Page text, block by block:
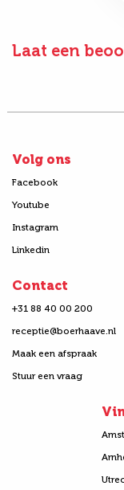
Laat een
Volg ons
Facebook
Youtube
Instagram
Linkedin
Contact
+31 88 40 00 200
receptie@boerhaave.nl
Maak een afspraak
Stuur een vraag